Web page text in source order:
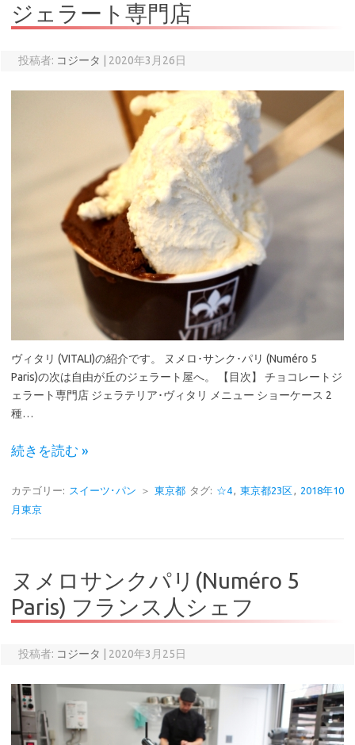
ジェラート専門店
投稿者: コジータ 2020年3月26日
ヴィタリ (VITALI)の紹介です。 ヌメロ･サンク･パリ (Numéro 5
Paris)の次は自由が丘のジェラート屋へ。 【目次】 チョコレートジ
ェラート専門店 ジェラテリア･ヴィタリ メニュー ショーケース 2
種…
続きを読む »
カテゴリー: スイーツ･パン ＞ 東京都 タグ: ☆4 東京都23区
2018年10
月東京
ヌメロサンクパリ(Numéro 5
Paris) フランス人シェフ
投稿者: コジータ 2020年3月25日